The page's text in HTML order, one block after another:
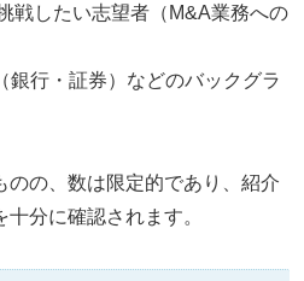
戦したい志望者（M&A業務への
銀行・証券）などのバックグラ
のの、数は限定的であり、紹介
分に確認されます。